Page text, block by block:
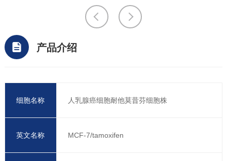
产品介绍
细胞名称 人乳腺癌细胞耐他莫昔芬细胞株
英文名称 MCF-7/tamoxifen